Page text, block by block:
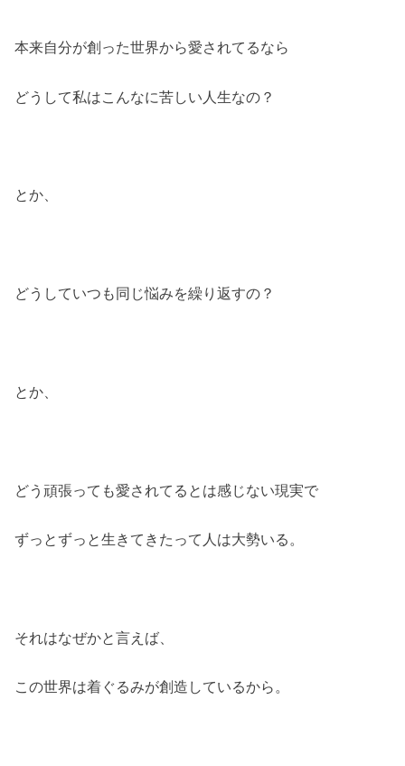
本来自分が創った世界から愛されてるなら
どうして私はこんなに苦しい人生なの？
とか、
どうしていつも同じ悩みを繰り返すの？
とか、
どう頑張っても愛されてるとは感じない現実で
ずっとずっと生きてきたって人は大勢いる。
それはなぜかと言えば、
この世界は着ぐるみが創造しているから。